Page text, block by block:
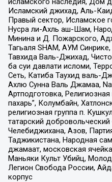
Исламский джихад, Аль-
Правый сектор, Исламское
Нусра ли-Ахль аш-Шам,
Минина и Д. Пожарского,
Тагьаля SHAM, АУМ
Тавхида Валь-Джихад,
ба суи давлати исломи,
Сеть, Катиба Таухид валь-
Ахлю Сунна Валь Джамаа,
Артподготовка,
пахарь”, Колумбайн,
религиозная группа п.
татарский
Челебиджихана, Азов,
Таджикистана, Народная
джамаат, московская
Маньяки Культ Убийц,
Легион Свобода России,
корпус